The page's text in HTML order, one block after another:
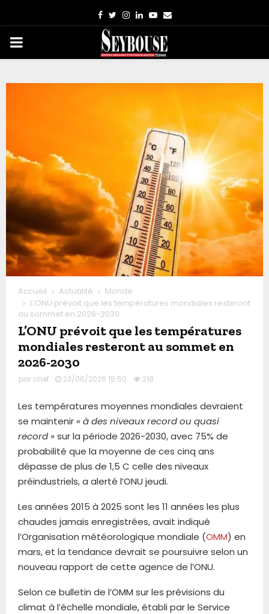
Facebook
TwitterInstagram
LinkedinYoutube
Email
PRIMARY
Accueil Actualité
Monde
L’ONU prévoit que les températures mondiales resteront
au sommet en 2026-2030
L’ONU prévoit que les températures
mondiales resteront au sommet en
2026-2030
par chef 23/06/2026 15:50 218
Les températures moyennes mondiales devraient
se maintenir« à des niveaux record ou quasi
record »sur la période 2026-2030, avec 75% de
probabilité que la moyenne de ces cinq ans
dépasse de plus de 1,5 C celle des niveaux
préindustriels, a alerté l’ONU jeudi.
Les années 2015 à 2025 sont les 11 années les plus
chaudes jamais enregistrées, avait indiqué
l’Organisation météorologique mondiale (OMM) en
mars, et la tendance devrait se poursuivre selon un
nouveau rapport de cette agence de l’ONU.
Selon ce bulletin de l’OMM sur les prévisions du
climat à l’échelle mondiale, établi par le Service